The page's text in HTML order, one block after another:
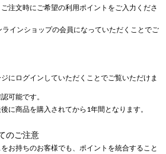
注文時にご希望の利用ポイントをご入力くださ
インショップの会員になっていただくことでご
にログインしていただくことでご覧いただけま
可能です。
に商品を購入されてから1年間となります。
のご注意
お持ちのお客様でも、ポイントを統合すること